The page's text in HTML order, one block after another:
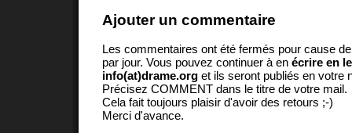
Ajouter un commentaire
Les commentaires ont été fermés pour cause
par jour. Vous pouvez continuer à en écrire en
info(at)drame.org et ils seront publiés en votre
Précisez COMMENT dans le titre de votre mail.
Cela fait toujours plaisir d'avoir des retours ;-)
Merci d'avance.